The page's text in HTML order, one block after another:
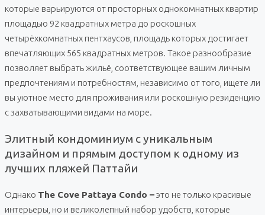
которые варьируются от просторных однокомнатных квартир
площадью 92 квадратных метра до роскошных
четырёхкомнатных пентхаусов, площадь которых достигает
впечатляющих 565 квадратных метров. Такое разнообразие
позволяет выбрать жильё, соответствующее вашим личным
предпочтениям и потребностям, независимо от того, ищете ли
вы уютное место для проживания или роскошную резиденцию
с захватывающими видами на море.
Элитный кондоминиум с уникальным
дизайном и прямым доступом к одному из
лучших пляжей Паттайи
Однако The Cove Pattaya Condo –это не только красивые
интерьеры, но и великолепный набор удобств, которые